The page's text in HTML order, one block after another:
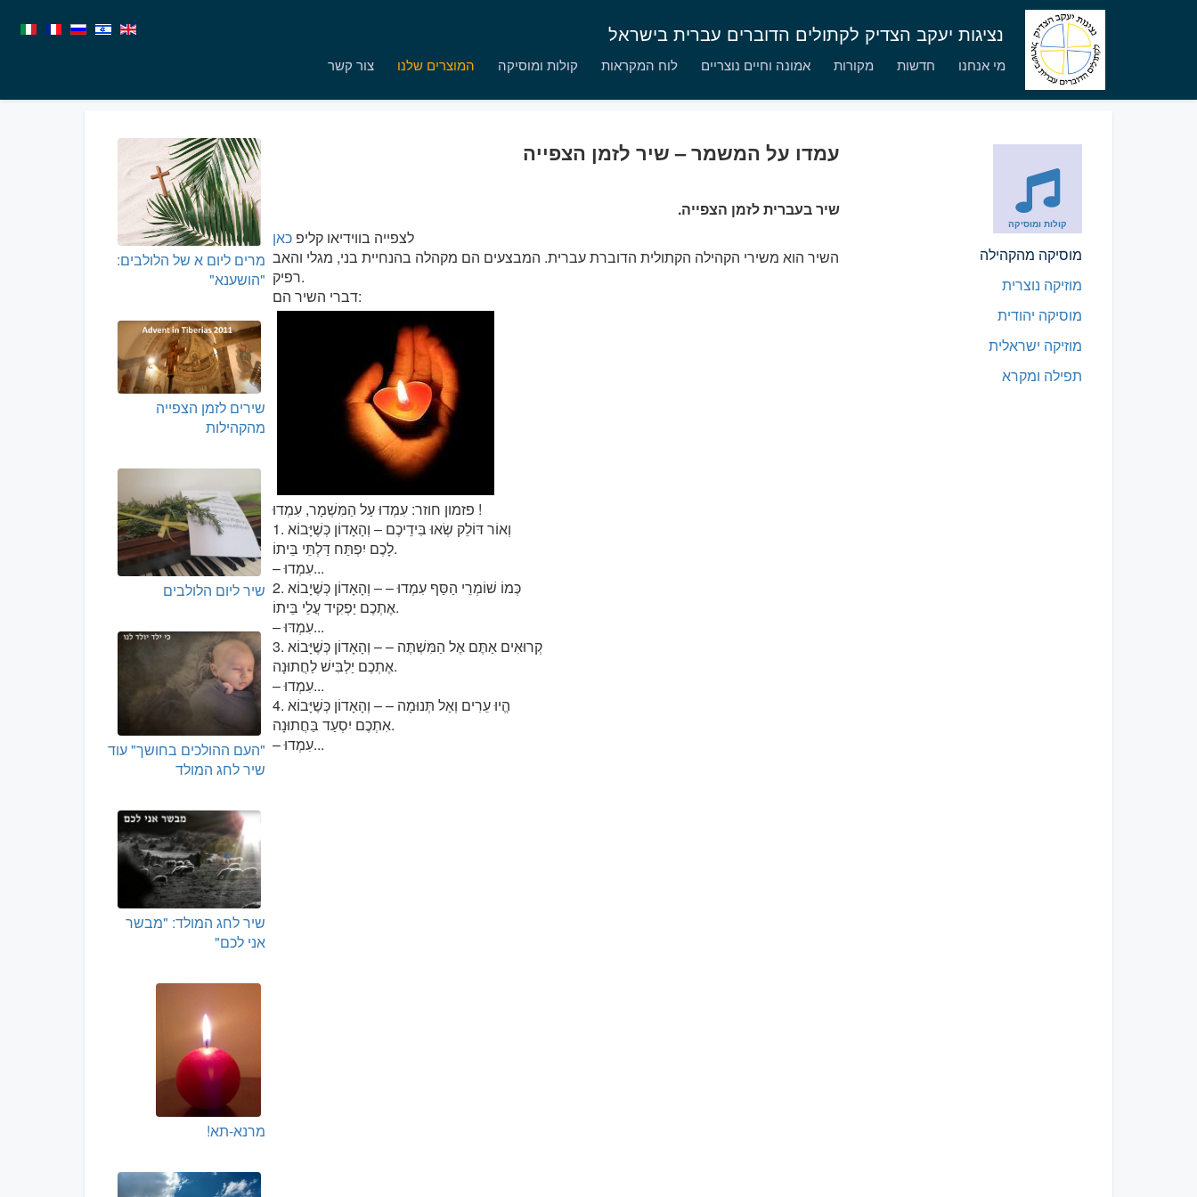
נציגות יעקב הצדיק לקתולים הדוברים עברית בישראל
מי אנחנו חדשות מקורות אמונה וחיים נוצריים לוח המקראות קולות ומוסיקה המוצרים שלנו צור קשר
קולות ומוסיקה
מוסיקה מהקהילה
מוזיקה נוצרית
מוסיקה יהודית
מוזיקה ישראלית
תפילה ומקרא
עמדו על המשמר – שיר לזמן הצפייה
שיר בעברית לזמן הצפייה.
לצפייה בווידיאו קליפ כאן
השיר הוא משירי הקהילה הקתולית הדוברת עברית. המבצעים הם מקהלה בהנחיית בני, מגלי והאב
רפיק.
דברי השיר הם:
פזמון חוזר: עִמְדוּ עַל הַמִּשְׁמָר, עִמְדוּ !
1. וְאוֹר דּוֹלֵק שְׂאוּ בִּידֵיכֶם – וְהָאָדוֹן כְּשֶׁיָּבוֹא
לָכֶם יִפְתַּח דַּלְתֵּי בֵּיתוֹ.
– עִמְדוּ...
2. כְּמוֹ שׁוֹמְרֵי הַסַּף עִמְדוּ – – וְהָאָדוֹן כְּשֶׁיָבוֹא
אֶתְכֶם יַפְקִיד עֲלֵי בֵּיתוֹ.
– עִמְדּוּ...
3. קְרוּאִים אַתֶּם אֶל הַמִּשְׁתֶּה – – וְהָאָדוֹן כְּשֶׁיָּבוֹא
אֶתְכֶם יַלְבִּישׁ לַחֲתוּנָה.
– עִמְדוּ...
4. הֱיוּ עֵרִים וְאַל תְּנוּמָה – – וְהָאָדוֹן כְּשֶׁיָּבוֹא
אִתְכֶם יִסְעַד בַּחֲתוּנָה.
– עִמְדוּ...
מרים ליום א של הלולבים:
"הושענא"
שירים לזמן הצפייה
מהקהילות
שיר ליום הלולבים
"העם ההולכים בחושך" עוד
שיר לחג המולד
שיר לחג המולד: "מבשר
אני לכם"
מרנא-תא!